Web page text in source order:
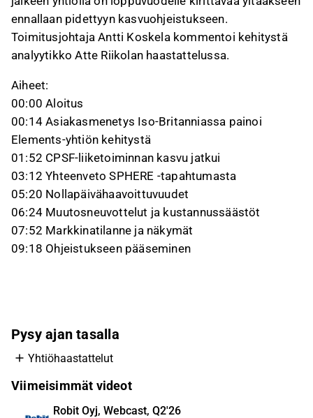
ennallaan pidettyyn kasvuohjeistukseen.
Toimitusjohtaja Antti Koskela kommentoi kehitystä
analyytikko Atte Riikolan haastattelussa.
Aiheet:
00:00 Aloitus
00:14 Asiakasmenetys Iso-Britanniassa painoi
Elements-yhtiön kehitystä
01:52 CPSF-liiketoiminnan kasvu jatkui
03:12 Yhteenveto SPHERE -tapahtumasta
05:20 Nollapäivähaavoittuvuudet
06:24 Muutosneuvottelut ja kustannussäästöt
07:52 Markkinatilanne ja näkymät
09:18 Ohjeistukseen pääseminen
Pysy ajan tasalla
Yhtiöhaastattelut
Viimeisimmät videot
Robit Oyj, Webcast, Q2'26